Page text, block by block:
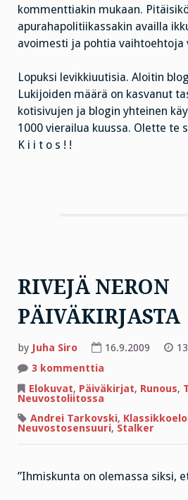
kommenttiakin mukaan.
apurahapolitiikassakin availla
avoimesti ja pohtia vaihtoehtoja
Lopuksi levikkiuutisia. Aloitin
Lukijoiden määrä on kasvanut
kotisivujen ja blogin yhteinen
1000 vierailua kuussa. Olette te
K i i t o s ! !
RIVEJÄ NERON
PÄIVÄKIRJASTA
by Juha Siro 16.9.2009
3 kommenttia
NERON
PÄIVÄKIRJASTA
Elokuvat, Päiväkirjat, Runous,
Neuvostoliitossa
Andrei Tarkovski,
Neuvostosensuuri, Stalker
”Ihmiskunta on olemassa siksi,